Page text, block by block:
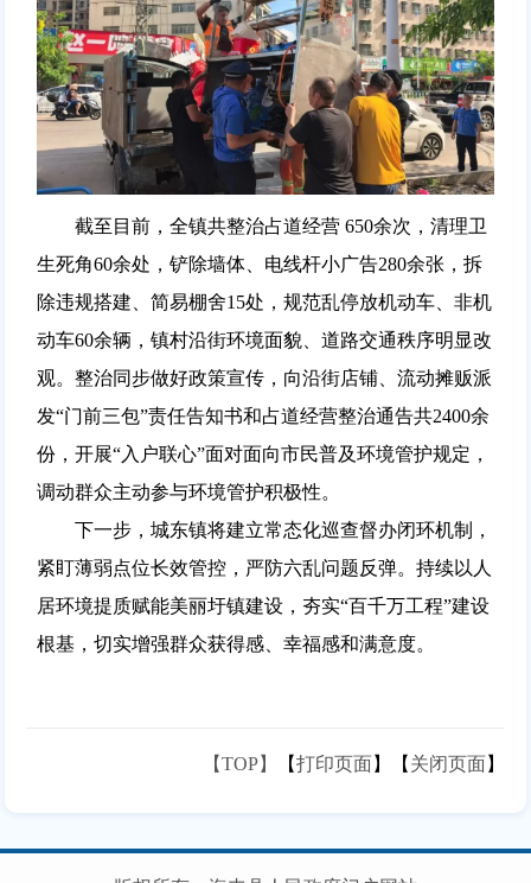
截至目前，全镇共整治占道经营 650余次，清理卫
生死角60余处，铲除墙体、电线杆小广告280余张，拆
除违规搭建、简易棚舍15处，规范乱停放机动车、非机
动车60余辆，镇村沿街环境面貌、道路交通秩序明显改
观。整治同步做好政策宣传，向沿街店铺、流动摊贩派
发“门前三包”责任告知书和占道经营整治通告共2400余
份，开展“入户联心”面对面向市民普及环境管护规定，
调动群众主动参与环境管护积极性。
下一步，城东镇将建立常态化巡查督办闭环机制，
紧盯薄弱点位长效管控，严防六乱问题反弹。持续以人
居环境提质赋能美丽圩镇建设，夯实“百千万工程”建设
根基，切实增强群众获得感、幸福感和满意度。
【TOP】 【打印页面】【 关闭页面】